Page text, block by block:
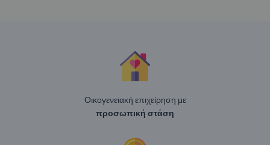
Οικογενειακή επιχείρηση με
προσωπική στάση